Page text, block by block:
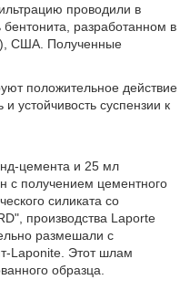
проводили в
бентонита, разработанном в
США. Полученные
положительное действие
устойчивость суспензии к
цемента и 25 мл
с получением цементного
силиката со
производства Laporte
размешали с
Laponite. Этот шлам
образца.